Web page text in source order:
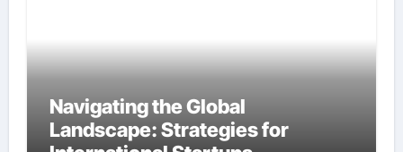
Navigating the Global
Landscape: Strategies for